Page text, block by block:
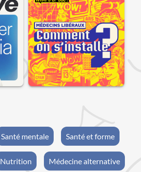
Santé mentale Santé et forme
Nutrition Médecine alternative